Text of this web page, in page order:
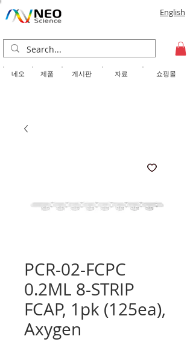
English
​네오 제품 게시판 자료 쇼핑몰
PCR-02-FCPC
0.2ML 8-STRIP
FCAP, 1pk (125ea),
Axygen